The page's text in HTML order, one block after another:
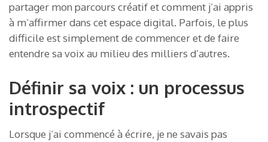
partager mon parcours créatif et comment j’ai appris
à m’affirmer dans cet espace digital. Parfois, le plus
difficile est simplement de commencer et de faire
entendre sa voix au milieu des milliers d’autres.
Définir sa voix : un processus
introspectif
Lorsque j’ai commencé à écrire, je ne savais pas